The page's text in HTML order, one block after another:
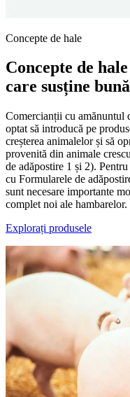
Concepte de hale
Concepte de
care susține
Comercianții cu amănuntul
optat să introducă pe
creșterea animalelor și să
provenită din animale
de adăpostire 1 și 2).
cu Formularele de
sunt necesare importante
complet noi ale hambarelor.
Explorați produsele